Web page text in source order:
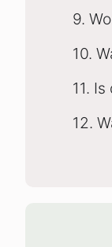
9.
10.
11.
12.